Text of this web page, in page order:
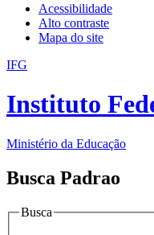
Acessibilidade
Alto contraste
Mapa do site
IFG
Instituto
Ministério da Educação
Busca Padrao
Busca